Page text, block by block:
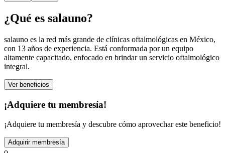
¿Qué es salauno?
salauno es la red más grande de clínicas oftalmológicas en México,
con 13 años de experiencia. Está conformada por un equipo
altamente capacitado, enfocado en brindar un servicio oftalmológico
integral.
Ver beneficios
¡Adquiere tu membresía!
¡Adquiere tu membresía y descubre cómo aprovechar este beneficio!
Adquirir membresía